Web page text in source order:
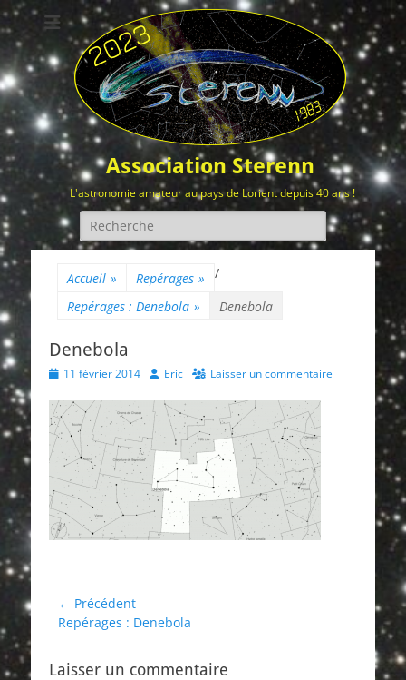
Association Sterenn
L'astronomie amateur au pays de Lorient depuis 40 ans !
Rechercher :
Accueil » Repérages »
/
Repérages : Denebola » Denebola
Denebola
Posted11 février 2014 Author
Eric Laisser un commentaire
Navigation
de
← Précédent
Article
Repérages : Denebola
Laisser un commentaire